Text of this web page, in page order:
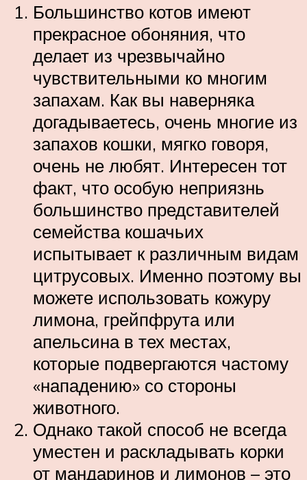
Большинство котов имеют
прекрасное обоняния, что
делает из чрезвычайно
чувствительными ко многим
запахам. Как вы наверняка
догадываетесь, очень многие из
запахов кошки, мягко говоря,
очень не любят. Интересен тот
факт, что особую неприязнь
большинство представителей
семейства кошачьих
испытывает к различным видам
цитрусовых. Именно поэтому вы
можете использовать кожуру
лимона, грейпфрута или
апельсина в тех местах,
которые подвергаются частому
«нападению» со стороны
животного.
Однако такой способ не всегда
уместен и раскладывать корки
от мандаринов и лимонов – это